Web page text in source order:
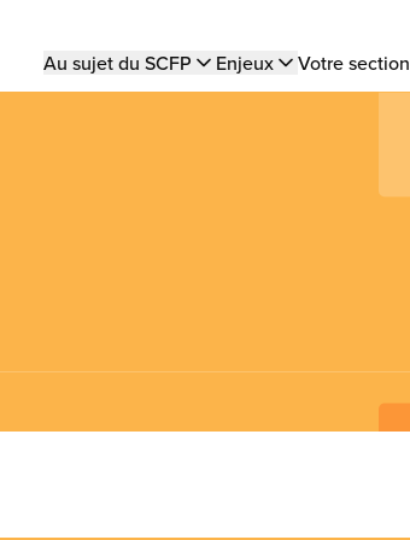
Main
Au sujet du SCFP Enjeux Votre